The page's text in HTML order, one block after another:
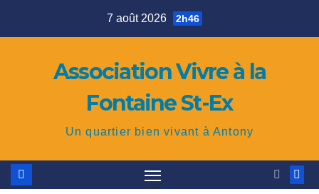
7 août 2026 2h46
Association Vivre à la
Fontaine St-Ex
Un quartier bien vivant à Antony